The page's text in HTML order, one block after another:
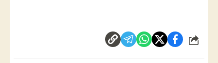
شارك